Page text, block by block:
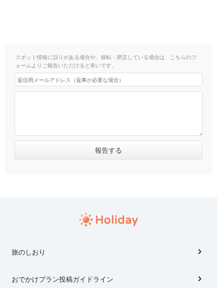
スポット情報に誤りがある場合や、移転・閉店している場合は、こちらのフ
ォームよりご報告いただけると幸いです。
旅のしおり
おでかけプラン投稿ガイドライン